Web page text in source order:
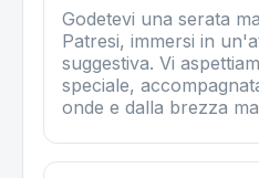
Godetevi una serata
Patresi, immersi in
suggestiva. Vi
speciale,
onde e dalla brezza